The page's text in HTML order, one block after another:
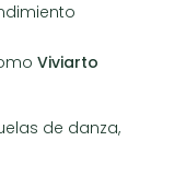
Viviarto
de danza,